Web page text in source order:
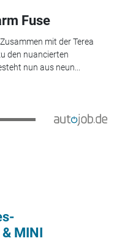
Fuse
mit der Terea
den nuancierten
nun aus neun...
MINI